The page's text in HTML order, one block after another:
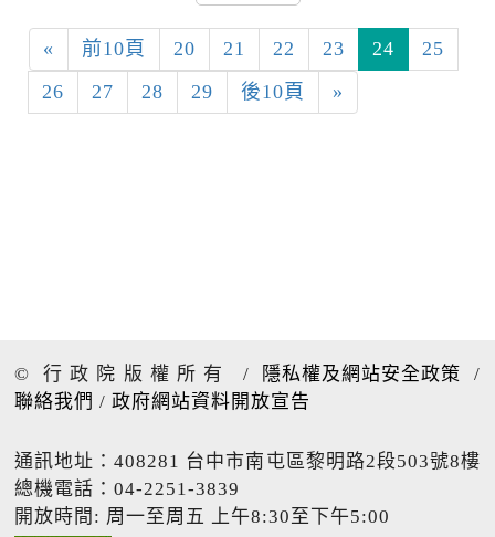
« 前10頁 20 21 22 23 24
25
26
27 28 29 後10頁 »
© 行政院版權所有 / 隱私權及網站安全政策
/
聯絡我們 /政府網站資料開放宣告
通訊地址：408281 台中市南屯區黎明路2段503號8樓
總機電話：04-2251-3839
開放時間: 周一至周五 上午8:30至下午5:00